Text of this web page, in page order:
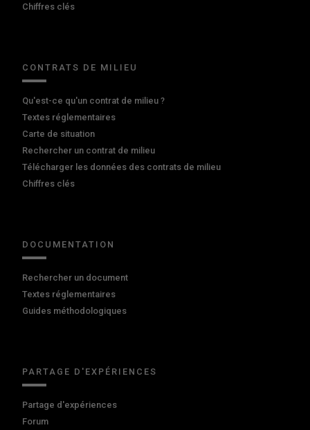
Chiffres clés
CONTRATS DE MILIEU
Qu'est-ce qu'un contrat de milieu ?
Textes réglementaires
Carte de situation
Rechercher un contrat de milieu
Télécharger les données des contrats de milieu
Chiffres clés
DOCUMENTATION
Rechercher un document
Textes réglementaires
Guides méthodologiques
PARTAGE D'EXPÉRIENCES
Partage d'expériences
Forum